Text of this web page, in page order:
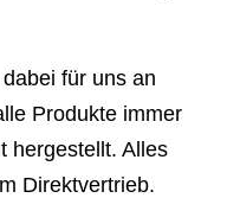
für uns an
Produkte immer
hergestellt. Alles
Direktvertrieb.